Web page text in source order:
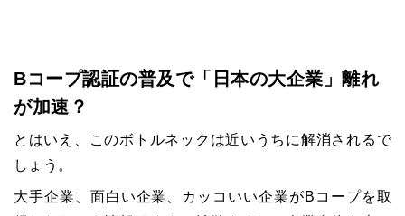
Bコープ認証の普及で「日本の大企業」離れ
が加速？
とはいえ、このボトルネックは近いうちに解消されるで
しょう。
大手企業、面白い企業、カッコいい企業がB コープを取